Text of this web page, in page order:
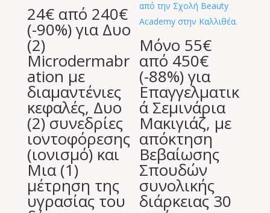
24€ από 240€
(-90%) για Δυο
(2)
Microdermabr
ation με
διαμαντένιες
κεφαλές, Δυο
(2) συνεδρίες
ιοντοφόρεσης
(ιονισμό) και
Μια (1)
μέτρηση της
υγρασίας του
Μόνο 55€
από 450€
(-88%) για
Επαγγελματικ
ά Σεμινάρια
Μακιγιάζ, με
απόκτηση
Βεβαίωσης
Σπουδών
συνολικής
διάρκειας 30